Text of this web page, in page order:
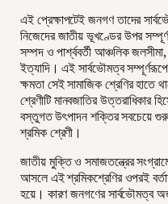
এই প্রেক্ষাপটেই জনগণ তাদের
নিজেদের জাতীয় ভূখণ্ডের উপর
সম্পদ ও পার্শ্ববর্তী আঞ্চলিক
ইত্যাদি। এই সার্বভৌমত্ব
ক্ষমতা সেই সামাজিক শ্রেণির হাতে
শ্রেণীটি মানবজাতির উত্তরাধিকার
বস্তুগত উৎপাদন শক্তির সবচেয়ে
শ্রমিক শ্রেণী।
জাতীয় মুক্তি ও সমাজতন্ত্রের
আসলে এই শ্রমিকশ্রেণির ওপরই
হয়ে। কারণ জনগণের সার্বভৌমত্ব